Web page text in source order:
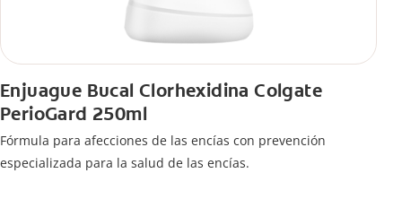
Enjuague Bucal Clorhexidina Colgate
PerioGard 250ml
Fórmula para afecciones de las encías con prevención
especializada para la salud de las encías.